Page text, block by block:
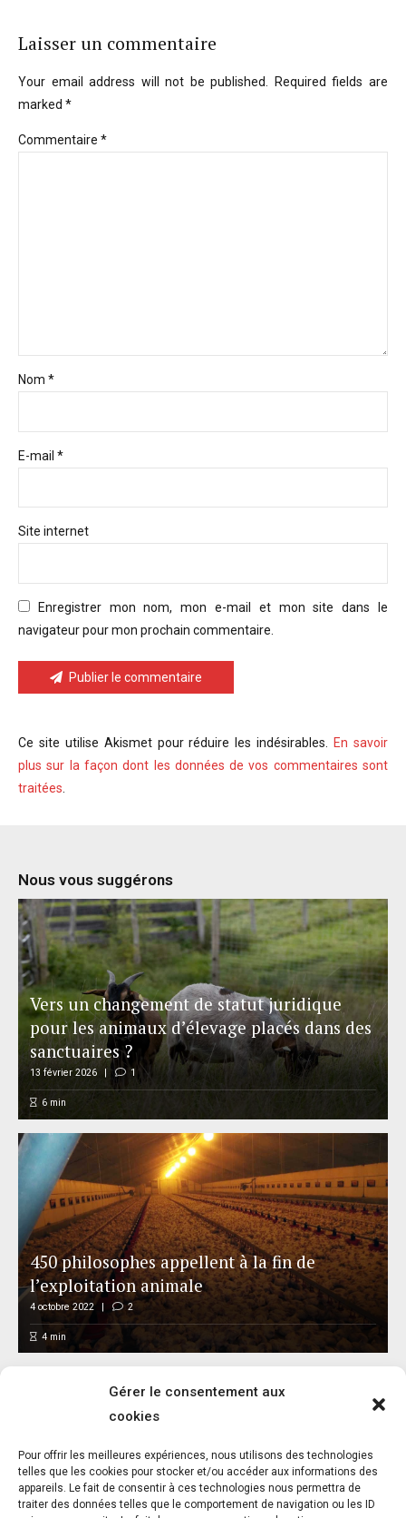
Gérer le consentement aux
cookies
Pour offrir les meilleures expériences, nous utilisons des technologies
telles que les cookies pour stocker et/ou accéder aux informations des
appareils. Le fait de consentir à ces technologies nous permettra de
traiter des données telles que le comportement de navigation ou les ID
Laisser un commentaire
Your email address will not be published. Required fields are
marked *
Commentaire *
Nom *
E-mail *
Site internet
Enregistrer mon nom, mon e-mail et mon site dans le
navigateur pour mon prochain commentaire.
Publier le commentaire
Ce site utilise Akismet pour réduire les indésirables. En savoir
plus sur la façon dont les données de vos commentaires sont
traitées.
Nous vous suggérons
Vers un changement de statut juridique
pour les animaux d’élevage placés dans des
sanctuaires ?
13 février 2026 1
6min
450 philosophes appellent à la fin de
l’exploitation animale
4 octobre 2022 2
4min
Le 5 juin, One Voice fait vivre la Journée
nationale des droits des animaux dans 5